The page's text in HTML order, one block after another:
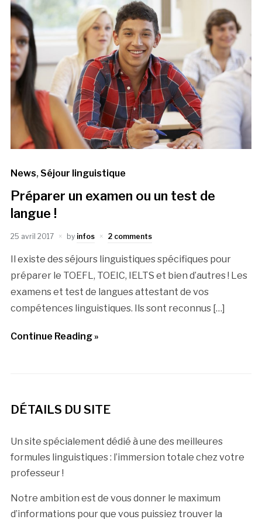
News, Séjour linguistique
Préparer un examen ou un test de
langue !
25 avril 2017 by infos 2 comments
Il existe des séjours linguistiques spécifiques pour
préparer le TOEFL, TOEIC, IELTS et bien d’autres ! Les
examens et test de langues attestant de vos
compétences linguistiques. Ils sont reconnus […]
Continue Reading »
DÉTAILS DU SITE
Un site spécialement dédié à une des meilleures
formules linguistiques : l’immersion totale chez votre
professeur !
Notre ambition est de vous donner le maximum
d’informations pour que vous puissiez trouver la